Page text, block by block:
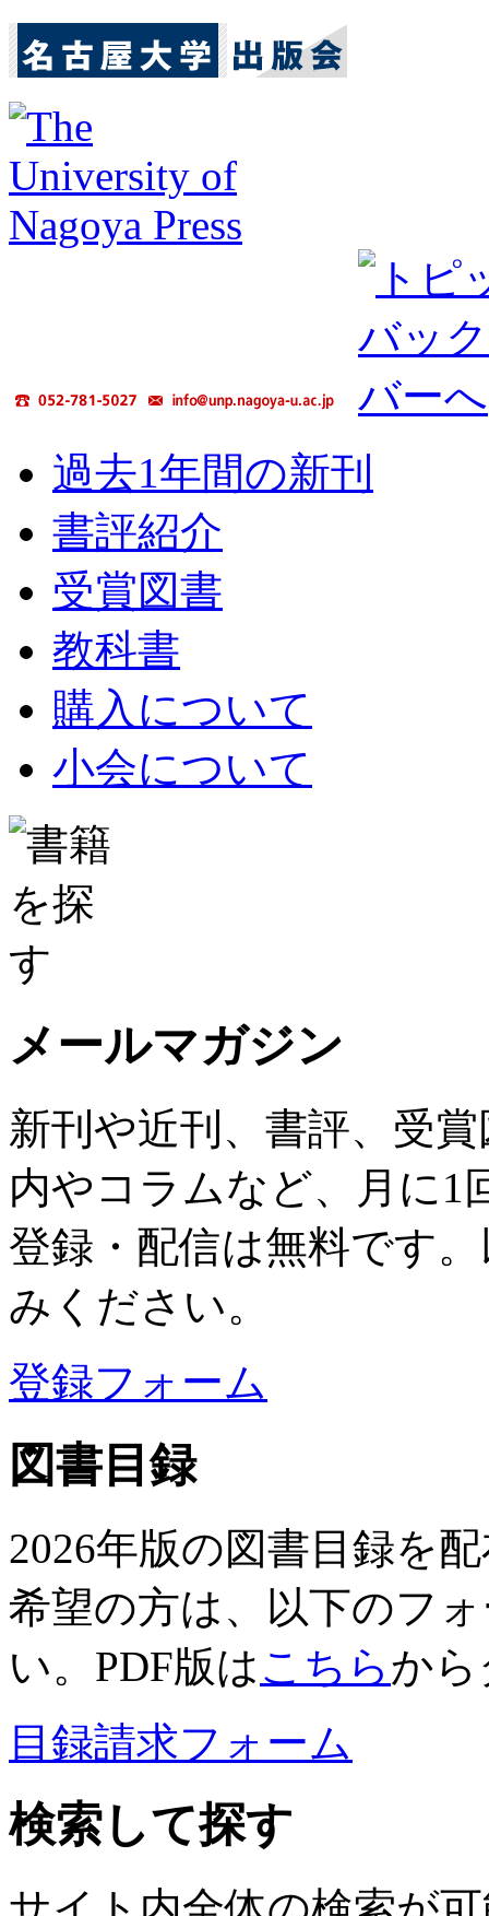
過去1年間の新刊
書評紹介
受賞図書
教科書
購入について
小会について
メールマガジン
新刊や近刊、書評、受
内やコラムなど、月に1
登録・配信は無料です
みください。
登録フォーム
図書目録
2026年版の図書目録を
希望の方は、以下のフ
い。PDF版はこちらか
目録請求フォーム
検索して探す